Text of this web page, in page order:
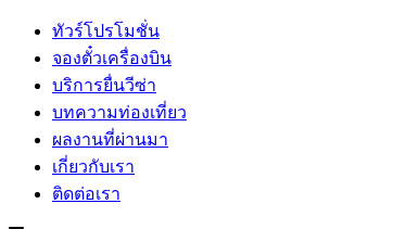
ทัวร์โปรโมชั่น
จองตั๋วเครื่องบิน
บริการยื่นวีซ่า
บทความท่องเที่ยว
ผลงานที่ผ่านมา
เกี่ยวกับเรา
ติดต่อเรา